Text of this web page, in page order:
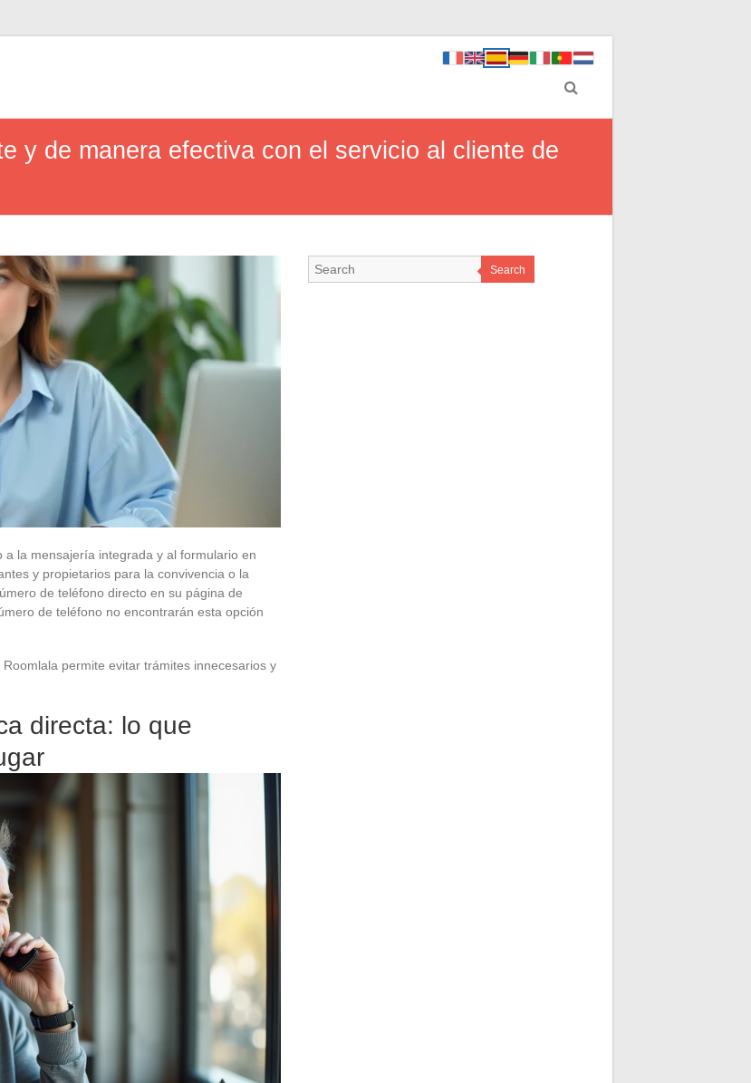
y de manera efectiva con el servicio al cliente de
la mensajería integrada y al formulario en
y propietarios para la convivencia o la
de teléfono directo en su página de
de teléfono no encontrarán esta opción
permite evitar trámites innecesarios y
directa: lo que
Search